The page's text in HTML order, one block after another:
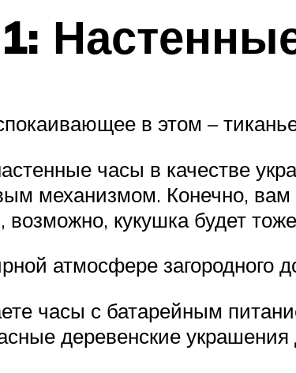
в этом –
часы в качестве
механизмом. Конечно, вам
кукушка будет
атмосфере загородного
часы с батарейным
деревенские